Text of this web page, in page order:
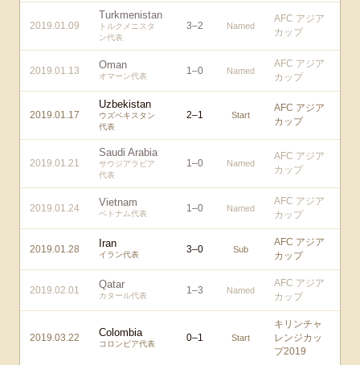
2019.01.09
Turkmenistan
トルクメニスタ
ン代表
3–2 Named
AFC アジア
カップ
2019.01.13 Oman
オマーン代表 1–0 Named
AFC アジア
カップ
2019.01.17
Uzbekistan
ウズベキスタン
代表
2–1 Start
AFC アジア
カップ
2019.01.21
Saudi Arabia
サウジアラビア
代表
1–0 Named
AFC アジア
カップ
2019.01.24 Vietnam
ベトナム代表 1–0 Named
AFC アジア
カップ
2019.01.28 Iran
イラン代表 3–0 Sub
AFC アジア
カップ
2019.02.01 Qatar
カタール代表 1–3 Named
AFC アジア
カップ
2019.03.22 Colombia
コロンビア代表
0–1 Start
キリンチャ
レンジカッ
プ2019